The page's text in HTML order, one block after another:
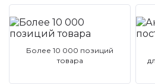
Более 10 000 позиций
товара